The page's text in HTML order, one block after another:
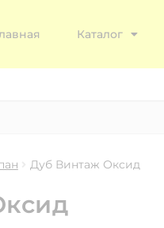
Каталог
Дуб Винтаж Оксид